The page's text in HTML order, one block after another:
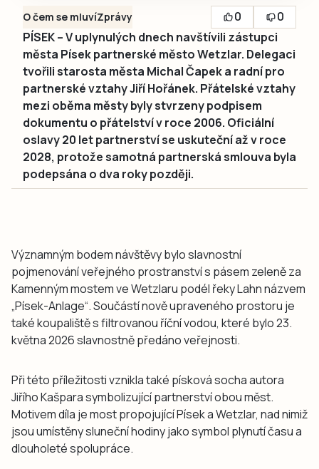
O čem se mluvíZprávy 0
0
PÍSEK – V uplynulých dnech navštívili zástupci
města Písek partnerské město Wetzlar. Delegaci
tvořili starosta města Michal Čapek a radní pro
partnerské vztahy Jiří Hořánek. Přátelské vztahy
mezi oběma městy byly stvrzeny podpisem
dokumentu o přátelství v roce 2006. Oficiální
oslavy 20 let partnerství se uskuteční až v roce
2028, protože samotná partnerská smlouva byla
podepsána o dva roky později.
Významným bodem návštěvy bylo slavnostní
pojmenování veřejného prostranství s pásem zeleně za
Kamenným mostem ve Wetzlaru podél řeky Lahn názvem
„Písek-Anlage“. Součástí nově upraveného prostoru je
také koupaliště s filtrovanou říční vodou, které bylo 23.
května 2026 slavnostně předáno veřejnosti.
Při této příležitosti vznikla také písková socha autora
Jiřího Kašpara symbolizující partnerství obou měst.
Motivem díla je most propojující Písek a Wetzlar, nad nimiž
jsou umístěny sluneční hodiny jako symbol plynutí času a
dlouholeté spolupráce.